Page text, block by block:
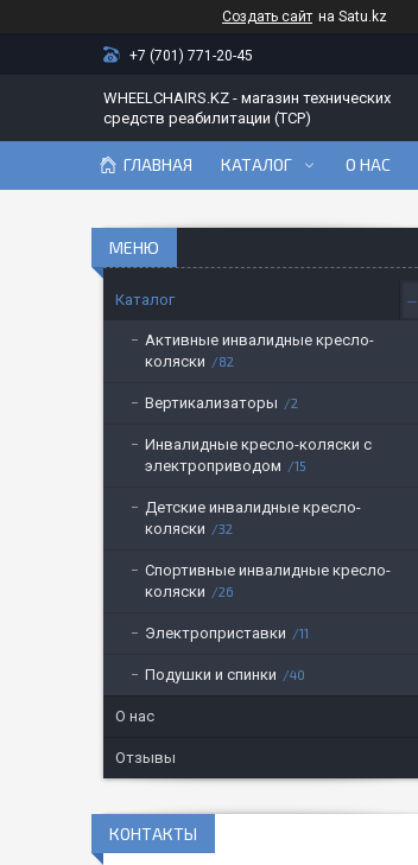
Создать сайт на Satu.kz
+7 (701) 771-20-45
WHEELCHAIRS.KZ - магазин технических
средств реабилитации (ТСР)
ГЛАВНАЯ КАТАЛОГ О НАС
Каталог
Активные инвалидные кресло-
коляски
82
Вертикализаторы 2
Инвалидные кресло-коляски с
электроприводом
15
Детские инвалидные кресло-
коляски
32
Спортивные инвалидные кресло-
коляски
26
Электроприставки 11
Подушки и спинки 40
О нас
Отзывы
КОНТАКТЫ